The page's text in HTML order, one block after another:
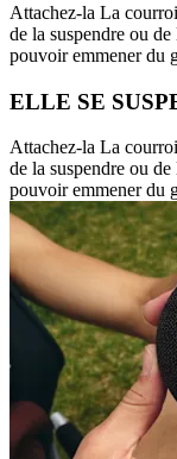
Attachez-la La
de la suspendre ou
pouvoir emmener du
ELLE SE
Attachez-la La
de la suspendre ou
pouvoir emmener du